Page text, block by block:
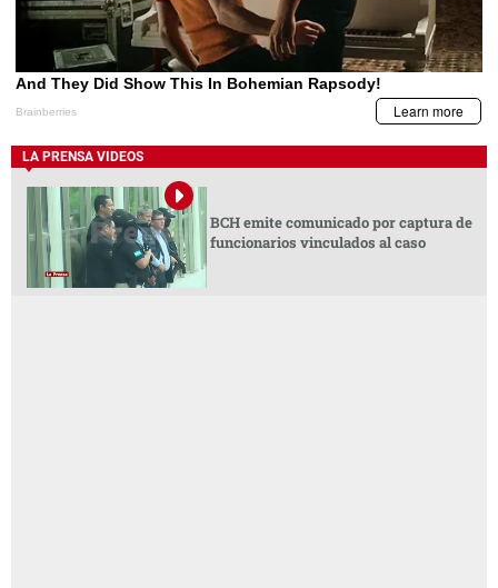
LA PRENSA VIDEOS
BCH emite comunicado por captura de
funcionarios vinculados al caso